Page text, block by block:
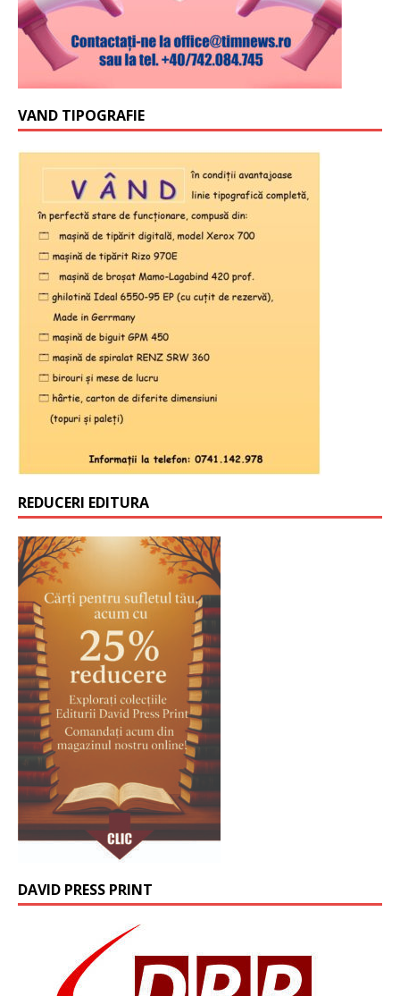
VAND TIPOGRAFIE
REDUCERI EDITURA
DAVID PRESS PRINT